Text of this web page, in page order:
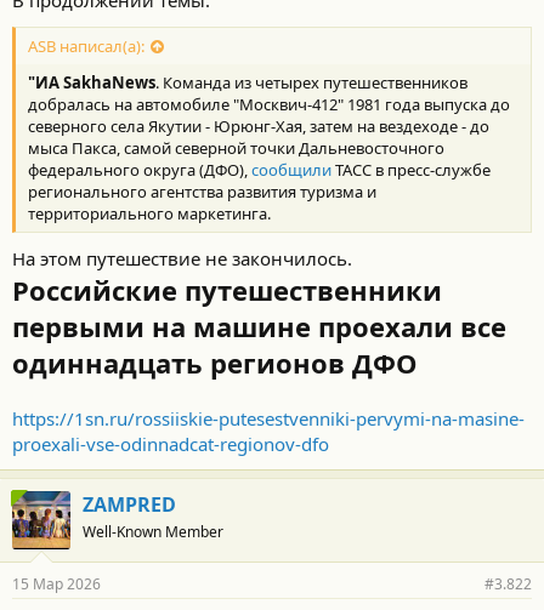
ASB написал(а):
"ИА SakhaNews. Команда из четырех путешественников
добралась на автомобиле "Москвич-412" 1981 года выпуска до
северного села Якутии - Юрюнг-Хая, затем на вездеходе - до
мыса Пакса, самой северной точки Дальневосточного
федерального округа (ДФО),сообщилиТАСС в пресс-службе
регионального агентства развития туризма и
территориального маркетинга.
На этом путешествие не закончилось.
Российские путешественники
первыми на машине проехали все
одиннадцать регионов ДФО
https://1sn.ru/rossiiskie-putesestvenniki-pervymi-na-masine-
proexali-vse-odinnadcat-regionov-dfo
ZAMPRED
Well-Known Member
15 Мар 2026 #3.822